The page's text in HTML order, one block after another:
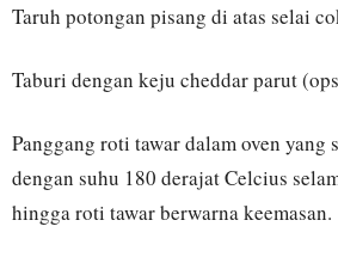
Taruh potongan pisang di atas selai
Taburi dengan keju cheddar parut
Panggang roti tawar dalam oven yang
dengan suhu 180 derajat Celcius
hingga roti tawar berwarna keemasan.